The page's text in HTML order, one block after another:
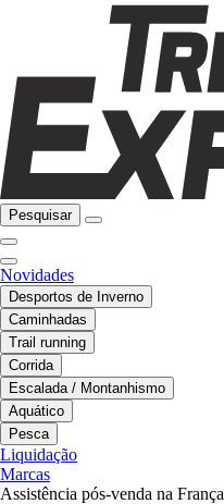
Pesquisar
Novidades
Desportos de Inverno
Caminhadas
Trail running
Corrida
Escalada / Montanhismo
Aquático
Pesca
Liquidação
Marcas
Assistência pós-venda na França